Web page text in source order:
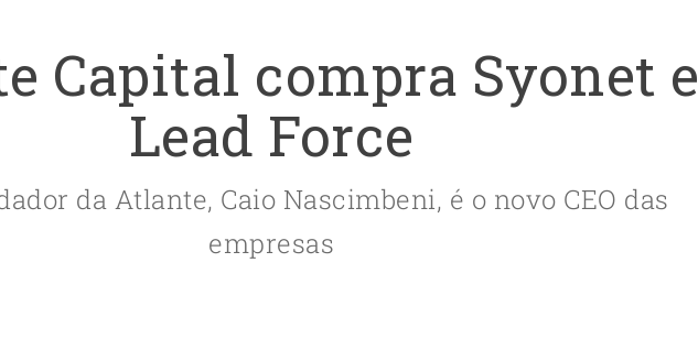
Capital compra Syonet e
Lead Force
da Atlante, Caio Nascimbeni, é o novo CEO das
empresas